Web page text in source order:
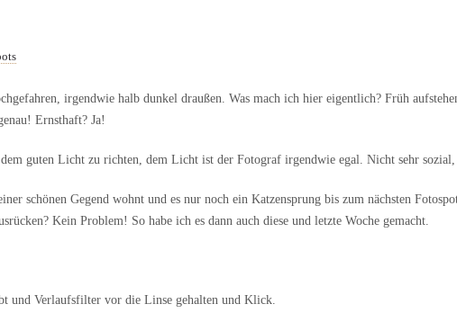
irgendwie halb dunkel draußen. Was mach ich hier eigentlich? Früh
Ernsthaft? Ja!
guten Licht zu richten, dem Licht ist der Fotograf irgendwie egal. Nicht sehr sozial,
schönen Gegend wohnt und es nur noch ein Katzensprung bis zum nächsten
Kein Problem! So habe ich es dann auch diese und letzte Woche gemacht.
und Verlaufsfilter vor die Linse gehalten und Klick.